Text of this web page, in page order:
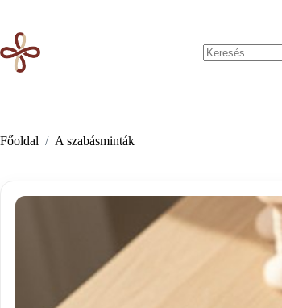
content
Főoldal / A szabásminták